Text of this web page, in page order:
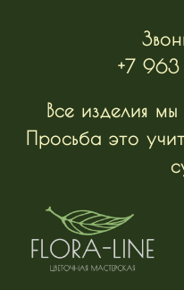
+7
Все изделия
Просьба это